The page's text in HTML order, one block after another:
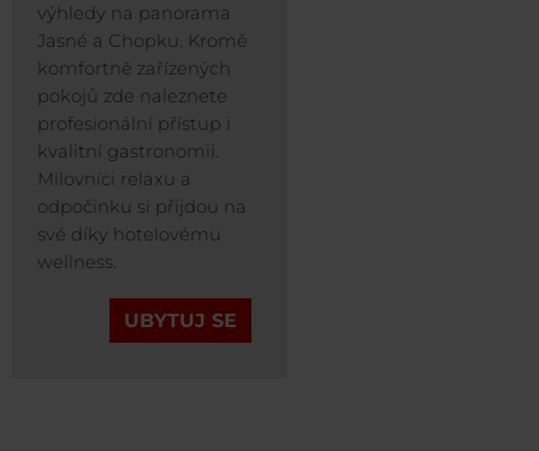
výhledy na panorama
Jasné a Chopku. Kromě
komfortně zařízených
pokojů zde naleznete
profesionální přístup i
kvalitní gastronomii.
Milovníci relaxu a
odpočinku si přijdou na
své díky hotelovému
wellness.
UBYTUJ SE